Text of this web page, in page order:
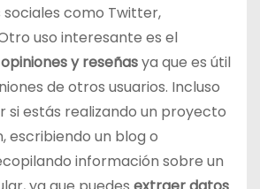
sociales como Twitter,
uso interesante es el
y reseñasya que es útil
de otros usuarios. Incluso
si estás realizando un proyecto
escribiendo un blog o
información sobre un